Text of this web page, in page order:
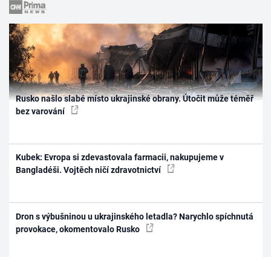
Rusko našlo slabé místo ukrajinské obrany. Útočit může téměř
bez varování
Kubek: Evropa si zdevastovala farmacii, nakupujeme v
Bangladéši. Vojtěch ničí zdravotnictví
Dron s výbušninou u ukrajinského letadla? Narychlo spíchnutá
provokace, okomentovalo Rusko